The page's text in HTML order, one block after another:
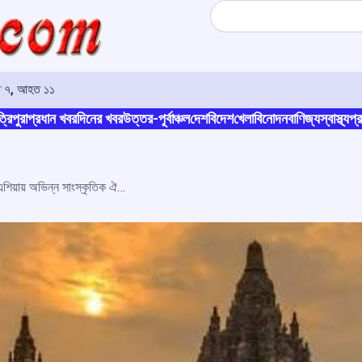
Search
৭, আহত ১১
প্রধান খবরদিনের খবরউত্তর-পূর্বাঞ্চলদেশবিদেশখেলাবিনোদনবাণিজ্যস্বাস্থ্য